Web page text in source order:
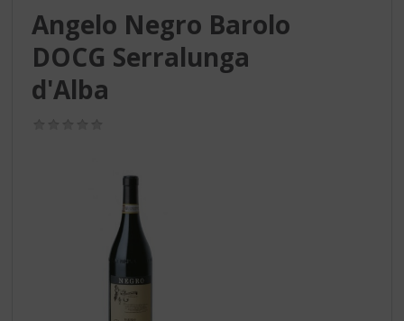
Angelo Negro Barolo
DOCG Serralunga
d'Alba